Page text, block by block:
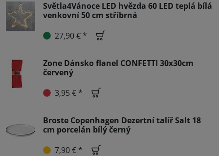
Světla4Vánoce LED hvězda 60 LED teplá bílá
venkovní 50 cm stříbrná
27,90 € *
Zone Dánsko flanel CONFETTI 30x30cm
červený
3,95 € *
Broste Copenhagen Dezertní talíř Salt 18
cm porcelán bílý černý
7,90 € *